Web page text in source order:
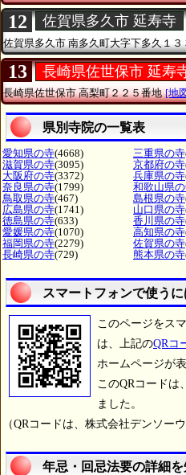
12 佐賀県多久市 延寿寺
佐賀県多久市 南多久町大字下多久１３
13 長崎県佐世保市 延寿
長崎県佐世保市高梨町２２５番地 [地
県別寺院の一覧表
愛知県の寺(4668) 三重県の寺
滋賀県の寺(3095) 京都府の寺
大阪府の寺(3372) 兵庫県の寺
奈良県の寺(1799) 和歌山県
鳥取県の寺(467) 島根県の寺
広島県の寺(1741) 山口県の寺
徳島県の寺(633) 香川県の寺
愛媛県の寺(1070) 高知県の寺
福岡県の寺(2279) 佐賀県の寺
長崎県の寺(729) 熊本県の寺
スマートフォンで使うに
このページをス
は、上記のQRコ
ホームページが
このQRコードは、
ました。
（QRコードは、株式会社デンソー
年忌・回忌法要の詳細を